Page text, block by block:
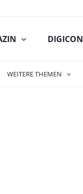
DIGICON
WEITERE THEMEN